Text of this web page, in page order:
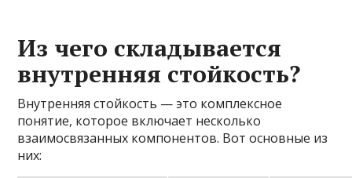
Из чего складывается
внутренняя стойкость?
Внутренняя стойкость — это комплексное
понятие, которое включает несколько
взаимосвязанных компонентов. Вот основные из
них: